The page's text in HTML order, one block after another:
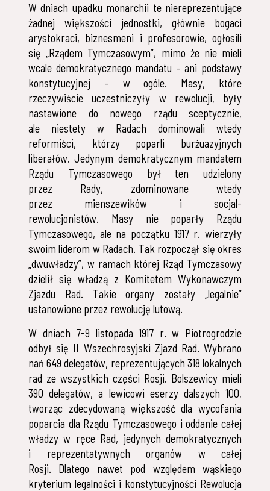
W dniach upadku monarchii te niereprezentujące
żadnej większości jednostki, głównie bogaci
arystokraci, biznesmeni i profesorowie, ogłosili
się „Rządem Tymczasowym”, mimo że nie mieli
wcale demokratycznego mandatu – ani podstawy
konstytucyjnej – w ogóle. Masy, które
rzeczywiście uczestniczyły w rewolucji, były
nastawione do nowego rządu sceptycznie,
ale niestety w Radach dominowali wtedy
reformiści, którzy poparli burżuazyjnych
liberałów. Jedynym demokratycznym mandatem
Rządu Tymczasowego był ten udzielony
przez Rady, zdominowane wtedy
przez mienszewików i socjal-
rewolucjonistów. Masy nie poparły Rządu
Tymczasowego, ale na początku 1917 r. wierzyły
swoim liderom w Radach. Tak rozpoczął się okres
„dwuwładzy”, w ramach której Rząd Tymczasowy
dzielił się władzą z Komitetem Wykonawczym
Zjazdu Rad. Takie organy zostały „legalnie”
ustanowione przez rewolucję lutową.
W dniach 7-9 listopada 1917 r. w Piotrogrodzie
odbył się II Wszechrosyjski Zjazd Rad. Wybrano
nań 649 delegatów, reprezentujących 318 lokalnych
rad ze wszystkich części Rosji. Bolszewicy mieli
390 delegatów, a lewicowi eserzy dalszych 100,
tworząc zdecydowaną większość dla wycofania
poparcia dla Rządu Tymczasowego i oddanie całej
władzy w ręce Rad, jedynych demokratycznych
i reprezentatywnych organów w całej
Rosji. Dlatego nawet pod względem wąskiego
kryterium legalności i konstytucyjności Rewolucja